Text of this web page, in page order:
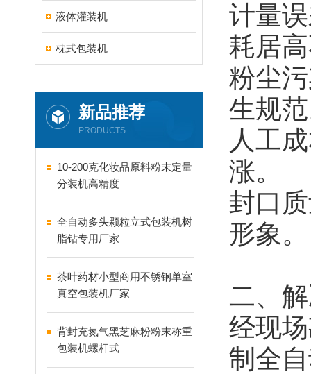
液体灌装机
枕式包装机
新品推荐
PRODUCTS
10-200克化妆品原料粉末定量
分装机高精度
全自动多头颗粒立式包装机树
脂钻专用厂家
茶叶药材小型商用不锈钢单室
真空包装机厂家
背封充氮气黑芝麻粉粉末称重
包装机螺杆式
计量
耗居
粉尘
生规
人工
涨。
封口
形象。
二、
经现
制全